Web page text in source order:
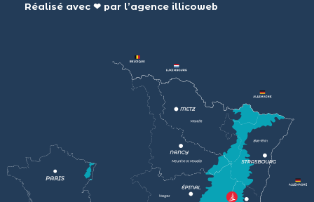
Réalisé avec ❤ par l’agence illicoweb